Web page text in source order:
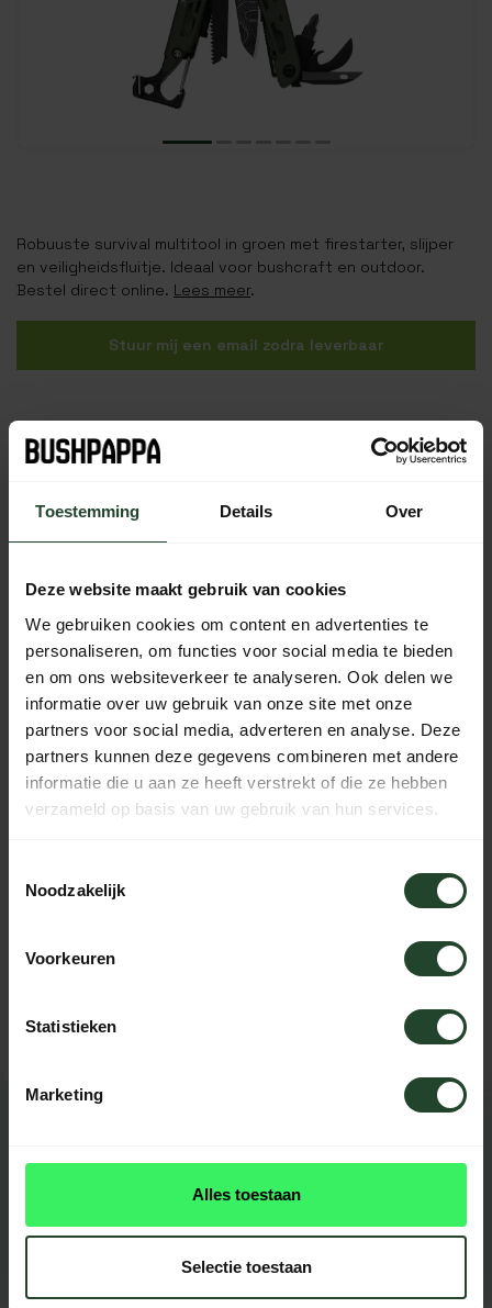
Toestemming Details Over
Deze website maakt gebruik van cookies
We gebruiken cookies om content en advertenties te
personaliseren, om functies voor social media te bieden
en om ons websiteverkeer te analyseren. Ook delen we
informatie over uw gebruik van onze site met onze
partners voor social media, adverteren en analyse. Deze
partners kunnen deze gegevens combineren met andere
informatie die u aan ze heeft verstrekt of die ze hebben
verzameld op basis van uw gebruik van hun services.
Noodzakelijk
Voorkeuren
Statistieken
Marketing
Alles toestaan
Selectie toestaan
Robuuste survival multitool in groen met firestarter, slijper
en veiligheidsfluitje. Ideaal voor bushcraft en outdoor.
Bestel direct online. Lees meer.
Stuur mij een email zodra leverbaar
159,00 Incl. btw
Niet op voorraad
Gratis verzending vanaf € 90,- (NL, BE & DE)
14 dagen bedenktijd met no-nonsens retourbeleid
Ma t/m Vr voor 17:00 besteld, dezelfde dag verzonden
Iedere dag bereikbaar van 10:00 tot 20:00 via de chat,
telefoon of email
PRODUCTOMSCHRIJVING
Neem contact op, onze medewerkers
reviews